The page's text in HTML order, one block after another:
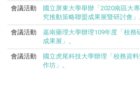
會議活動
國立屏東大學舉辦「2020南區大
究推動策略聯盟成果展暨研討會」
會議活動
嘉南藥理大學辦理109年度「校務
成果展」。
會議活動
國立虎尾科技大學辦理「校務資
作坊」。